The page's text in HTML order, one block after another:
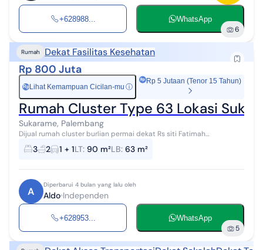
+628988... WhatsApp
6
Rumah Dekat Fasilitas Kesehatan
Rp 800 Juta
Rp Lihat Kemampuan Cicilan-mu ⓘ
Rp 5 Jutaan (Tenor 15 Tahun)
Rumah Cluster Type 63 Lokasi
Sukarame, Palembang
Dijual rumah cluster burlian permai dekat Rs siti Fatimah
palembang. Rumah type 63 ,harga 800 juta ... minat inbox/wa
08953xxxxxxxx
3 2 1 + 1LT: 90 m²LB: 63 m²
A
Diperbarui 4 bulan yang lalu oleh
Aldo Independen
+628953... WhatsApp
5